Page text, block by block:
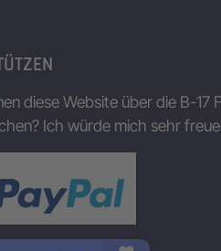
diese Website über die B-
Ich würde mich sehr